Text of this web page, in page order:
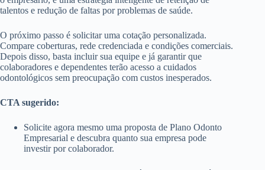
talentos e redução de faltas por problemas de saúde.
O próximo passo é solicitar uma cotação personalizada.
Compare coberturas, rede credenciada e condições comerciais.
Depois disso, basta incluir sua equipe e já garantir que
colaboradores e dependentes terão acesso a cuidados
odontológicos sem preocupação com custos inesperados.
CTA sugerido:
Solicite agora mesmo uma proposta de Plano Odonto
Empresarial e descubra quanto sua empresa pode
investir por colaborador.